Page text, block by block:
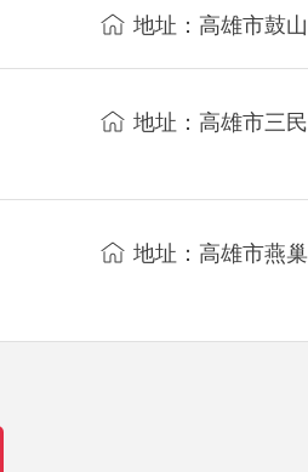
地址：高雄市鼓
地址：高雄市三
地址：高雄市燕